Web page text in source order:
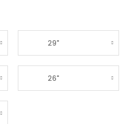
29"
26"